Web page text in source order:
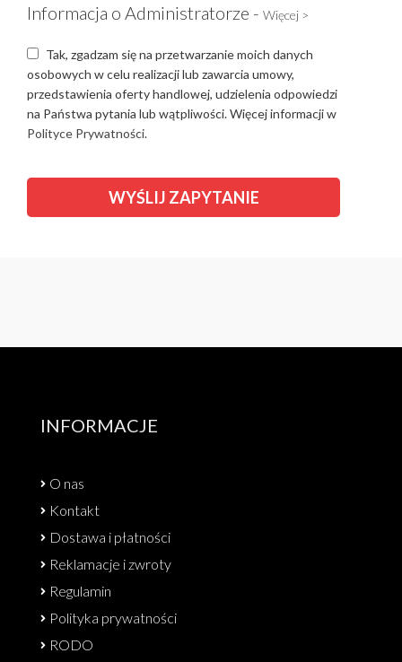
Informacja o Administratorze - Więcej >
Tak, zgadzam się na przetwarzanie moich danych
osobowych w celu realizacji lub zawarcia umowy,
przedstawienia oferty handlowej, udzielenia odpowiedzi
na Państwa pytania lub wątpliwości. Więcej informacji w
Polityce Prywatności.
INFORMACJE
O nas
Kontakt
Dostawa i płatności
Reklamacje i zwroty
Regulamin
Polityka prywatności
RODO